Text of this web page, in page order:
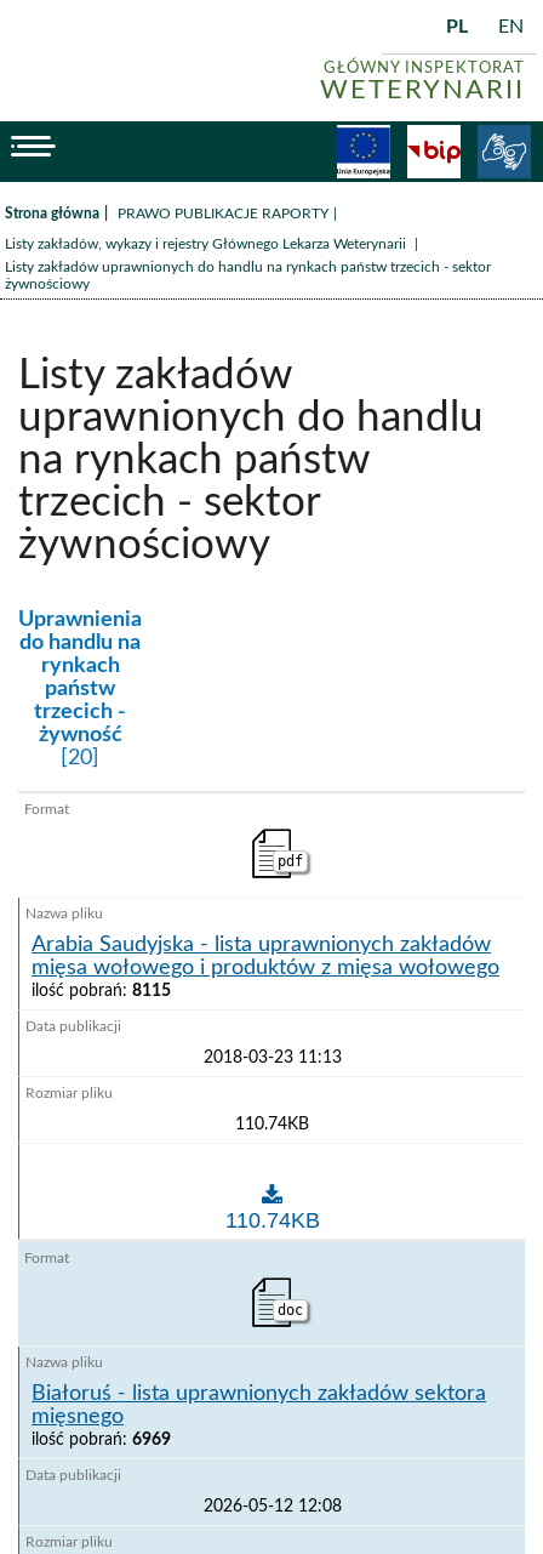
GŁÓWNY INSPEKTORAT
WETERYNARII
PL EN
BiP
Strona główna /PRAWO PUBLIKACJE RAPORTY
Listy zakładów, wykazy i rejestry Głównego Lekarza Weterynarii
Listy zakładów uprawnionych do handlu na rynkach państw trzecich - sektor
żywnościowy
Listy zakładów
uprawnionych do handlu
na rynkach państw
trzecich - sektor
żywnościowy
kategoria:
Uprawnienia
do handlu na
rynkach
państw
trzecich -
żywność
[20]
pdf
Arabia Saudyjska - lista uprawnionych zakładów
mięsa wołowego i produktów z mięsa wołowego
ilość pobrań: 8115
2018-03-23 11:13
110.74KB
Arabia Saudyjska - lista uprawnionych zakładów
110.74KB
doc
Białoruś - lista uprawnionych zakładów sektora
mięsnego
ilość pobrań: 6969
2026-05-12 12:08